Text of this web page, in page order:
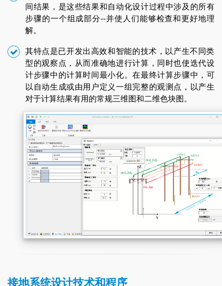
间结果，是这些结果和自动化设计过程中涉及的所有
步骤的一个组成部分--并使人们能够检查和更好地理
解。
其特点是已开发出高效和智能的技术，以产生不同类
型的观察点，从而准确地进行计算，同时也使迭代设
计步骤中的计算时间最小化。在最终计算步骤中，可
以自动生成或由用户定义一组完整的观测点，以产生
对于计算结果有用的常规三维图和二维色块图。
接地系统设计技术和程序